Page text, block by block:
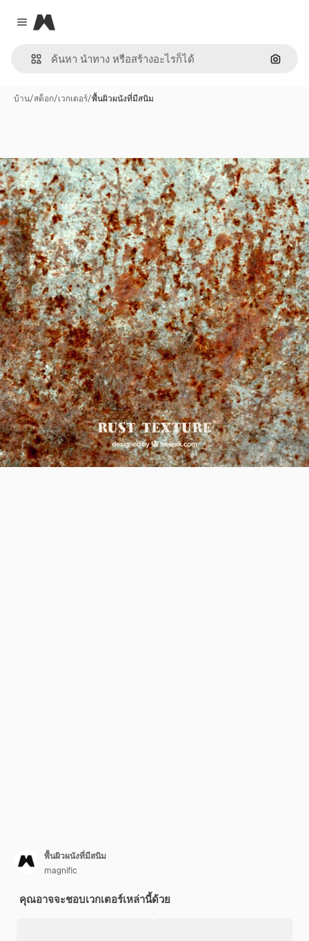
Close menu
Magnific
ค้นหา
บ้าน/สต็อก/เวกเตอร์/พื้นผิวผนังที่มีสนิม
พื้นผิวผนังที่มีสนิม
magnific
คุณอาจจะชอบเวกเตอร์เหล่านี้ด้วย